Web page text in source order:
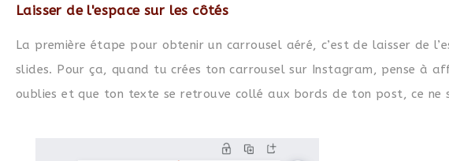
Laisser de l'espace sur les côtés
La première étape pour obtenir un carrousel aéré, c’est de laisser de
slides. Pour ça, quand tu crées ton carrousel sur Instagram, pense à
oublies et que ton texte se retrouve collé aux bords de ton post, ce ne